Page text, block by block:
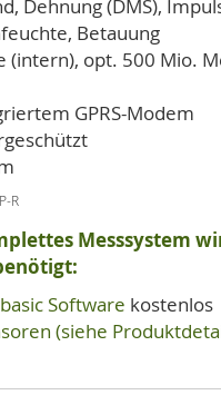
Dehnung (DMS),
Betauung
(intern), opt. 500 Mio.
GPRS-Modem
R
Messsystem
Software kostenlos
(siehe